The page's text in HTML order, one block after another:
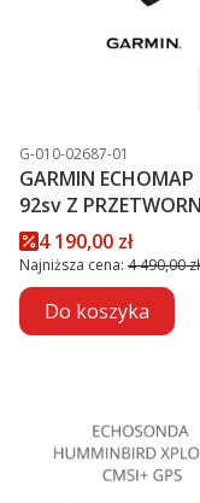
Kod produktu
G-010-02687-01
GARMIN
92sv Z
GT56UHD-TM
Cena promocyjna
4 190,00 zł
Najniższa cena: 4 490,00 zł
Do koszyka